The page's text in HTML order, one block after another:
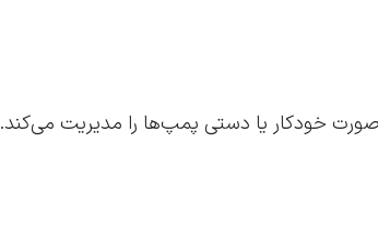
خودکار یا دستی پمپ‌ها را مدیریت می‌کند.